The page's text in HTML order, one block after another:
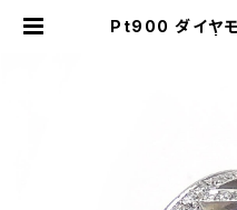
Pt900 ダイヤモ